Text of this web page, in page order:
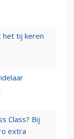
het tij keren
Class? Bij
extra